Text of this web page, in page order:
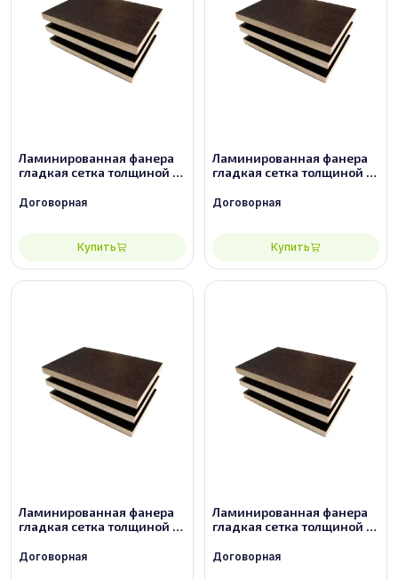
Ламинированная фанера
гладкая сетка толщиной 15
сорт 3/3
Договорная
Купить
Ламинированная фанера
гладкая сетка толщиной 18
сорт 2/2
Договорная
Купить
Ламинированная фанера
гладкая сетка толщиной 18
сорт 3/3
Договорная
Ламинированная фанера
гладкая сетка толщиной 21
сорт 2/2
Договорная